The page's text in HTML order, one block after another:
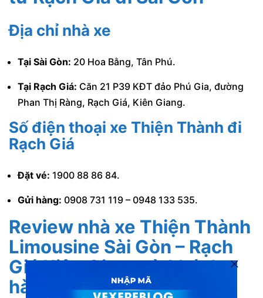
Địa chỉ nhà xe
Tại Sài Gòn: 20 Hoa Bằng, Tân Phú.
Tại Rạch Giá: Căn 21 P39 KĐT đảo Phú Gia, đường
Phan Thị Ràng, Rạch Giá, Kiên Giang.
Số điện thoại xe Thiện Thành đi
Rạch Giá
Đặt vé: 1900 88 86 84.
Gửi hàng: 0908 731 119 – 0948 133 535.
Review nhà xe Thiện Thành
Limousine Sài Gòn – Rạch
Giá Kiên Giangtừ khách
hàng